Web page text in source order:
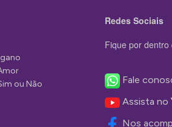
ou Não
Redes Sociais
Fique por
Fale
Assista no
Nos